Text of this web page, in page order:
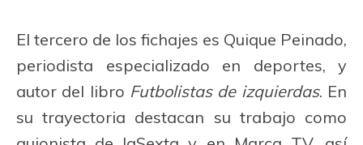
El tercero de los fichajes es Quique Peinado,
periodista especializado en deportes, y
autor del libro Futbolistas de izquierdas. En
su trayectoria destacan su trabajo como